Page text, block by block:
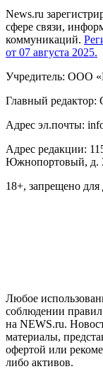
News.ru
сфере связи,
коммуникаций.
от 07 августа 2025.
Учредитель:
Главный редактор:
Адрес эл.почты:
Адрес редакции:
Южнопортовый, д.
18+, запрещено для
Любое
соблюдении
на NEWS.ru.
материалы,
офертой или
либо активов.